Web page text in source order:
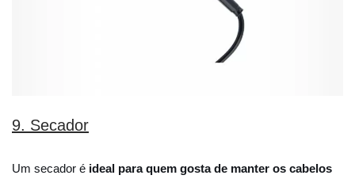
9. Secador
Um secador é ideal para quem gosta de manter os cabelos